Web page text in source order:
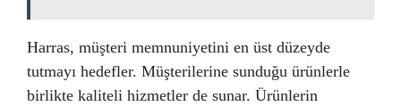
Harras, müşteri memnuniyetini en üst düzeyde
tutmayı hedefler. Müşterilerine sunduğu ürünlerle
birlikte kaliteli hizmetler de sunar. Ürünlerin